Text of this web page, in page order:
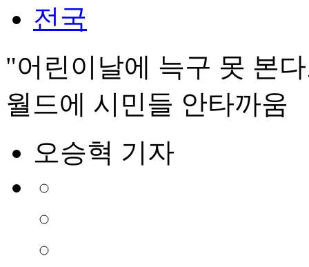
전국
"어린이날에 늑구 못 본
월드에 시민들 안타까움
오승혁 기자